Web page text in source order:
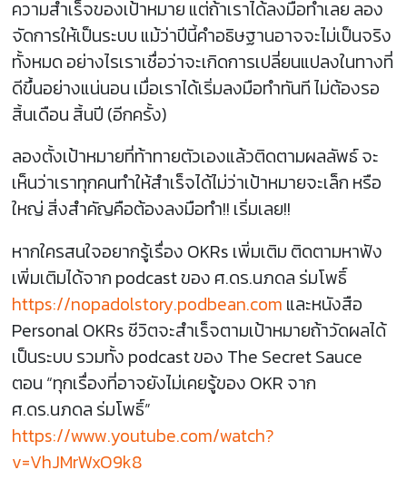
ความสำเร็จของเป้าหมาย แต่ถ้าเราได้ลงมือทำเลย ลอง
จัดการให้เป็นระบบ แม้ว่าปีนี้คำอธิษฐานอาจจะไม่เป็นจริง
ทั้งหมด อย่างไรเราเชื่อว่าจะเกิดการเปลี่ยนแปลงในทางที่
ดีขึ้นอย่างแน่นอน เมื่อเราได้เริ่มลงมือทำทันที ไม่ต้องรอ
สิ้นเดือน สิ้นปี (อีกครั้ง)
ลองตั้งเป้าหมายที่ท้าทายตัวเองแล้วติดตามผลลัพธ์ จะ
เห็นว่าเราทุกคนทำให้สำเร็จได้ไม่ว่าเป้าหมายจะเล็ก หรือ
ใหญ่ สิ่งสำคัญคือต้องลงมือทำ!! เริ่มเลย!!
หากใครสนใจอยากรู้เรื่อง OKRs เพิ่มเติม ติดตามหาฟัง
เพิ่มเติมได้จาก podcast ของ ศ.ดร.นภดล ร่มโพธิ์
https://nopadolstory.podbean.com และหนังสือ
Personal OKRs ชีวิตจะสำเร็จตามเป้าหมายถ้าวัดผลได้
เป็นระบบ รวมทั้ง podcast ของ The Secret Sauce
ตอน “ทุกเรื่องที่อาจยังไม่เคยรู้ของ OKR จาก
ศ.ดร.นภดล ร่มโพธิ์”
https://www.youtube.com/watch?
v=VhJMrWxO9k8